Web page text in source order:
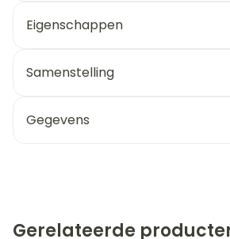
Eigenschappen
Samenstelling
Gegevens
Gerelateerde